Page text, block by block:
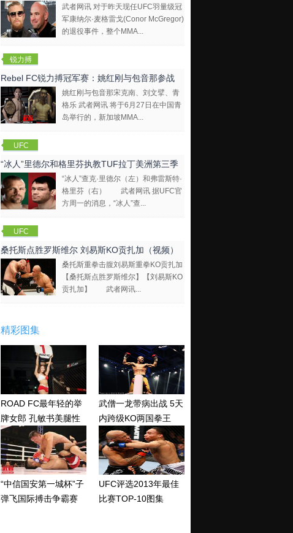
回来比赛
武者网讯 对于昨天现任UFC羽量级冠
军康纳尔·麦格雷戈(Conor McGregor)
的退役事件，整个MMA...
锐力搏
Rebel FC锐力搏冠军赛：姚红刚与包音那参战
姚红刚与包音那宋克南、刘文擘、青
格乐 武者网讯 将于6月27日在中国青
岛举行的，新加坡MMA...
UFC
“冰人”里德尔和格里芬执教TUF拉丁美洲第三季
“冰人”查克·里德尔（左）和弗雷斯特·
格里芬（右） 武者网讯 据UFC官
方周一的消息，“冰人”查...
UFC
桑托斯点胜罗斯维尔 刘易斯KO贡扎加（视频）
桑托斯重拳击腹刘易斯重拳KO贡扎加
【桑托斯点胜罗斯维尔】【刘易斯KO
贡扎加】 武者网讯...
精彩图集
ROAD FC最年轻的举
牌女郎 孔敏书美腿性
感眼神清纯
武僧一龙带病出战 5天
内跨级KO两国拳王
“中信国安第一城杯”子
弹飞国际搏击争霸赛
UFC评选2013年最佳
比赛TOP-10图集